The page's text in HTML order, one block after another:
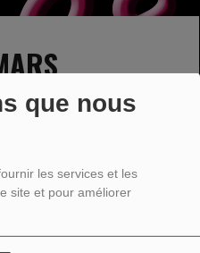
que nous
les services et les
site et pour améliorer